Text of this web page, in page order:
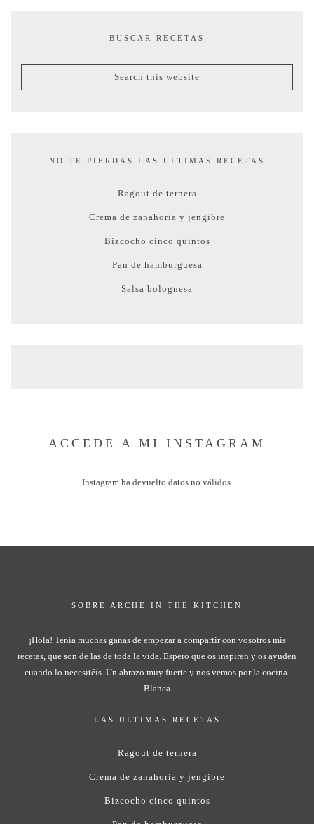
BUSCAR RECETAS
NO TE PIERDAS LAS ULTIMAS RECETAS
Ragout de ternera
Crema de zanahoria y jengibre
Bizcocho cinco quintos
Pan de hamburguesa
Salsa bolognesa
ACCEDE A MI INSTAGRAM
Instagram ha devuelto datos no válidos.
SOBRE ARCHE IN THE KITCHEN
¡Hola! Tenía muchas ganas de empezar a compartir con vosotros mis
recetas, que son de las de toda la vida. Espero que os inspiren y os ayuden
cuando lo necesitéis. Un abrazo muy fuerte y nos vemos por la cocina.
Blanca
LAS ULTIMAS RECETAS
Ragout de ternera
Crema de zanahoria y jengibre
Bizcocho cinco quintos